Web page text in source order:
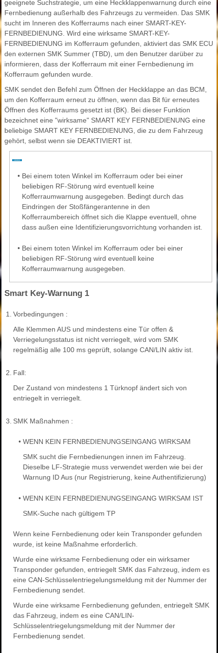
geeignete Suchstrategie, um eine Heckklappenwarnung durch eine
Fernbedienung außerhalb des Fahrzeugs zu vermeiden. Das SMK
sucht im Inneren des Kofferraums nach einer SMART-KEY-
FERNBEDIENUNG. Wird eine wirksame SMART-KEY-
FERNBEDIENUNG im Kofferraum gefunden, aktiviert das SMK ECU
den externen SMK Summer (TBD), um den Benutzer darüber zu
informieren, dass der Kofferraum mit einer Fernbedienung im
Kofferraum gefunden wurde.
SMK sendet den Befehl zum Öffnen der Heckklappe an das BCM,
um den Kofferraum erneut zu öffnen, wenn das Bit für erneutes
Öffnen des Kofferraums gesetzt ist (BK). Bei dieser Funktion
bezeichnet eine "wirksame" SMART KEY FERNBEDIENUNG eine
beliebige SMART KEY FERNBEDIENUNG, die zu dem Fahrzeug
gehört, selbst wenn sie DEAKTIVIERT ist.
• Bei einem toten Winkel im Kofferraum oder bei einer
beliebigen RF-Störung wird eventuell keine
Kofferraumwarnung ausgegeben. Bedingt durch das
Eindringen der Stoßfängerantenne in den
Kofferraumbereich öffnet sich die Klappe eventuell, ohne
dass außen eine Identifizierungsvorrichtung vorhanden ist.
• Bei einem toten Winkel im Kofferraum oder bei einer
beliebigen RF-Störung wird eventuell keine
Kofferraumwarnung ausgegeben.
Smart Key-Warnung 1
1.
Vorbedingungen :
Alle Klemmen AUS und mindestens eine Tür offen &
Verriegelungsstatus ist nicht verriegelt, wird vom SMK
regelmäßig alle 100 ms geprüft, solange CAN/LIN aktiv ist.
2. Fall:
Der Zustand von mindestens 1 Türknopf ändert sich von
entriegelt in verriegelt.
3. SMK Maßnahmen :
• WENN KEIN FERNBEDIENUNGSEINGANG WIRKSAM
SMK sucht die Fernbedienungen innen im Fahrzeug.
Dieselbe LF-Strategie muss verwendet werden wie bei der
Warnung ID Aus (nur Registrierung, keine Authentifizierung)
• WENN KEIN FERNBEDIENUNGSEINGANG WIRKSAM IST
SMK-Suche nach gültigem TP
Wenn keine Fernbedienung oder kein Transponder gefunden
wurde, ist keine Maßnahme erforderlich.
Wurde eine wirksame Fernbedienung oder ein wirksamer
Transponder gefunden, entriegelt SMK das Fahrzeug, indem es
eine CAN-Schlüsselentriegelungsmeldung mit der Nummer der
Fernbedienung sendet.
Wurde eine wirksame Fernbedienung gefunden, entriegelt SMK
das Fahrzeug, indem es eine CAN/LIN-
Schlüsselentriegelungsmeldung mit der Nummer der
Fernbedienung sendet.